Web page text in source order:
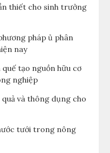
thiết cho sinh trưởng
pháp ủ phân
nay
tạo nguồn hữu cơ
nghiệp
quả và thông dụng cho
tưới trong nông